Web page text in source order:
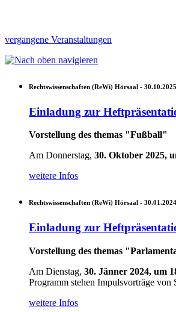
vergangene Veranstaltungen
Rechtswissenschaften (ReWi) Hörsaal -
Einladung zur
Vorstellung des themas "Fußball"
Am Donnerstag, 30. Oktober 2025,
weitere Infos
Rechtswissenschaften (ReWi) Hörsaal -
Einladung zur
Vorstellung des themas
Am Dienstag, 30. Jänner 2024, um
Programm stehen Impulsvorträge
weitere Infos